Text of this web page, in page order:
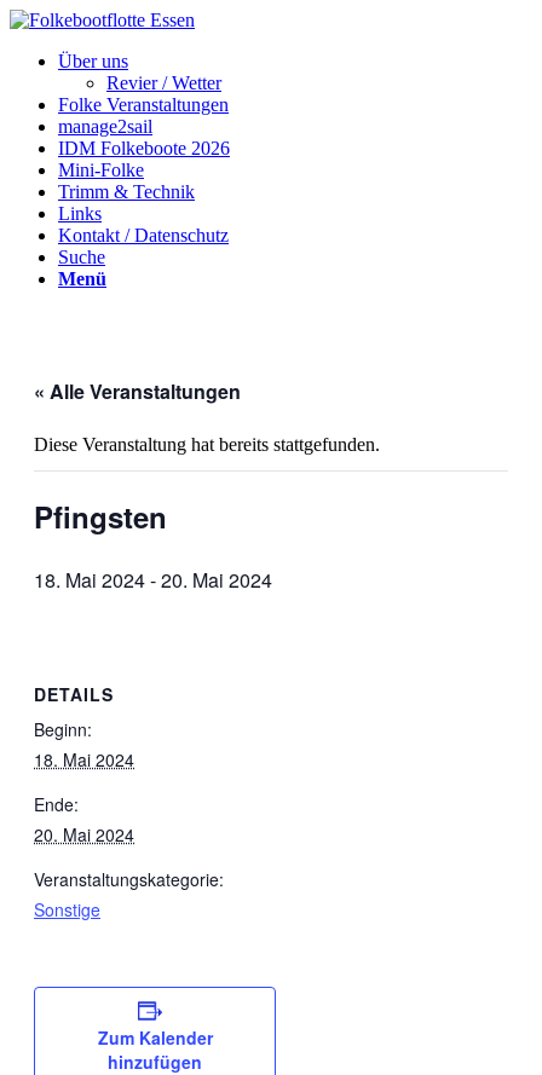
Über uns
Revier / Wetter
Folke Veranstaltungen
manage2sail
IDM Folkeboote 2026
Mini-Folke
Trimm & Technik
Links
Kontakt / Datenschutz
Suche
Menü
« Alle Veranstaltungen
Diese Veranstaltung hat bereits stattgefunden.
Pfingsten
18. Mai 2024-20. Mai 2024
DETAILS
Beginn:
18. Mai 2024
Ende:
20. Mai 2024
Veranstaltungskategorie:
Sonstige
Zum Kalender
hinzufügen